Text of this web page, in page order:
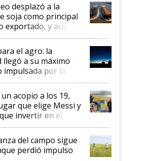
desplazó a la
soja como principal
exportado, y aún así
casi seis de cada
y sostuvo el
en un semestre
el agro: la
llegó a su máximo
impulsada por la
y las exportaciones
acopio a los 19,
que elige Messi y
invertir en el
era como "darle
hijo para droga":
Rossetti, el libertario
dura crisis salió
del campo sigue
perdió impulso